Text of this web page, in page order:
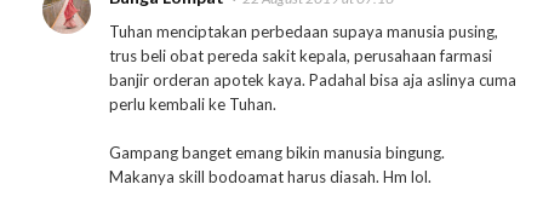
Tuhan menciptakan perbedaan supaya manusia pusing,
trus beli obat pereda sakit kepala, perusahaan farmasi
banjir orderan apotek kaya. Padahal bisa aja aslinya cuma
perlu kembali ke Tuhan.
Gampang banget emang bikin manusia bingung.
Makanya skill bodoamat harus diasah. Hm lol.